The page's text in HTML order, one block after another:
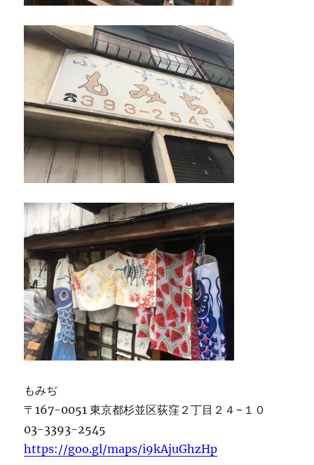
もみぢ
〒167-0051 東京都杉並区荻窪２丁目２４−１０
03-3393-2545
https://goo.gl/maps/i9kAjuGhzHp